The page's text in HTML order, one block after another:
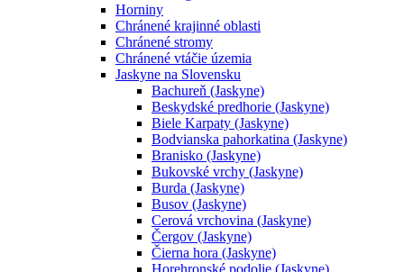
Horniny
Chránené krajinné oblasti
Chránené stromy
Chránené vtáčie územia
Jaskyne na Slovensku
Bachureň (Jaskyne)
Beskydské predhorie (Jaskyne)
Biele Karpaty (Jaskyne)
Bodvianska pahorkatina (Jaskyne)
Branisko (Jaskyne)
Bukovské vrchy (Jaskyne)
Burda (Jaskyne)
Busov (Jaskyne)
Cerová vrchovina (Jaskyne)
Čergov (Jaskyne)
Čierna hora (Jaskyne)
Horehronské podolie (Jaskyne)